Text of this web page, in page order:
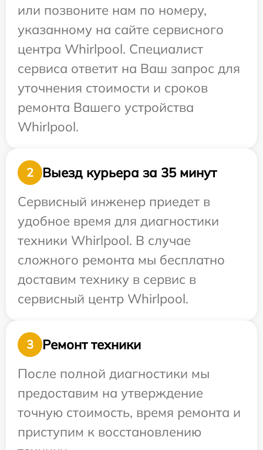
или позвоните нам по номеру,
указанному на сайте сервисного
центра Whirlpool. Специалист
сервиса ответит на Ваш запрос для
уточнения стоимости и сроков
ремонта Вашего устройства
Whirlpool.
2
Выезд курьера за 35 минут
Сервисный инженер приедет в
удобное время для диагностики
техники Whirlpool. В случае
сложного ремонта мы бесплатно
доставим технику в сервис в
сервисный центр Whirlpool.
3
Ремонт техники
После полной диагностики мы
предоставим на утверждение
точную стоимость, время ремонта и
приступим к восстановлению